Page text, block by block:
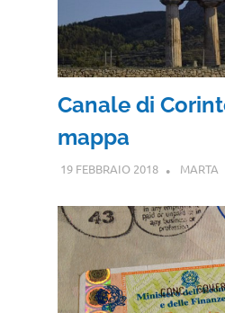
Canale di
mappa
19 FEBBRAIO 2018 MARTA